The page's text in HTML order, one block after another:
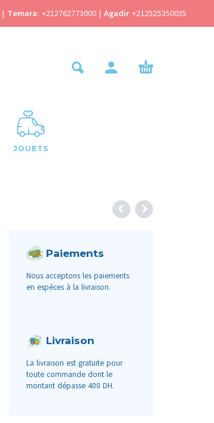
| Temara: +212762773000 | Agadir +212525350035
JOUETS
Paiements
Nous acceptons les paiements
en espèces à la livraison.
Livraison
La livraison est gratuite pour
toute commande dont le
montant dépasse 400 DH.